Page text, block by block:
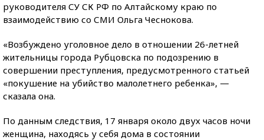
руководителя СУ СК РФ по Алтайскому краю по
взаимодействию со СМИ Ольга Чеснокова.
«Возбуждено уголовное дело в отношении 26-летней
жительницы города Рубцовска по подозрению в
совершении преступления, предусмотренного статьей
«покушение на убийство малолетнего ребенка», —
сказала она.
По данным следствия, 17 января около двух часов ночи
женщина, находясь у себя дома в состоянии